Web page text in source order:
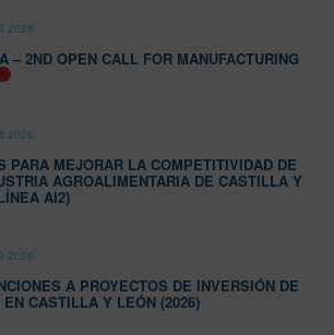
2026
– 2ND OPEN CALL FOR MANUFACTURING
2026
PARA MEJORAR LA COMPETITIVIDAD DE
AGROALIMENTARIA DE CASTILLA Y
AI2)
2026
A PROYECTOS DE INVERSIÓN DE
EN CASTILLA Y LEÓN (2026)